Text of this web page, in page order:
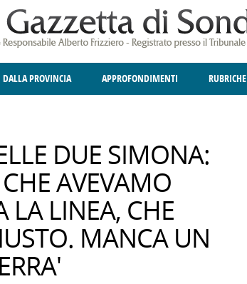
DALLA PROVINCIA APPROFONDIMENTI RUBRICHE
DUE SIMONA:
AVEVAMO
LA LINEA, CHE
MANCA UN